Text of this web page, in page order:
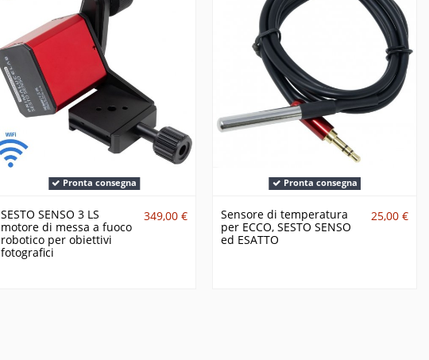
Pronta consegna
SESTO SENSO 3 LS
motore di messa a fuoco
robotico per obiettivi
fotografici
349,00 €
Pronta consegna
Sensore di temperatura
per ECCO, SESTO SENSO
ed ESATTO
25,00 €